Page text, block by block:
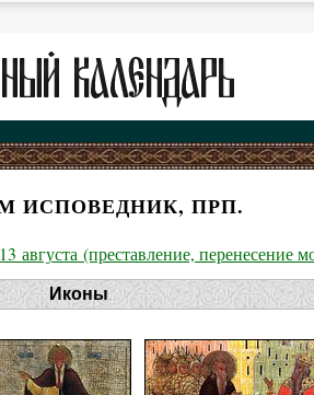
ИСПОВЕДНИК, ПРП.
13 августа (преставление, перенесение
Иконы